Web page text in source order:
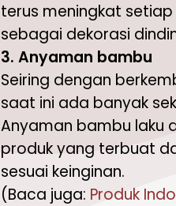
terus meningkat setiap
sebagai dekorasi
3. Anyaman bambu
Seiring dengan
saat ini ada banyak
Anyaman bambu laku
produk yang terbuat
sesuai keinginan.
(Baca juga: Produk